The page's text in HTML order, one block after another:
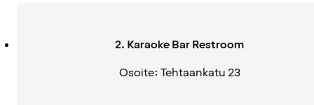
2. Karaoke Bar Restroom
Osoite: Tehtaankatu 23